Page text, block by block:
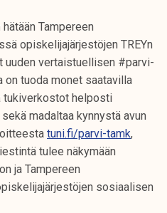
Tampereen
opiskelijajärjestöjen TREYn
uuden vertaistuellisen #parvi-
on tuoda monet saatavilla
tukiverkostot helposti
madaltaa kynnystä avun
tuni.fi/parvi-tamk,
tulee näkymään
ja Tampereen
sosiaalisen